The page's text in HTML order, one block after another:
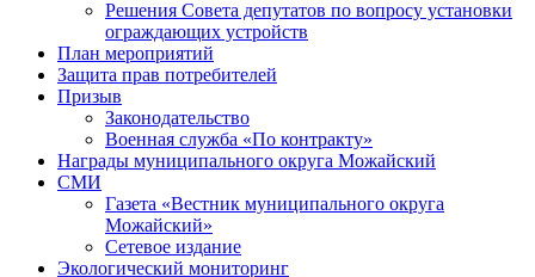
Решения Совета депутатов по вопросу установки
ограждающих устройств
План мероприятий
Защита прав потребителей
Призыв
Законодательство
Военная служба «По контракту»
Награды муниципального округа Можайский
СМИ
Газета «Вестник муниципального округа
Можайский»
Сетевое издание
Экологический мониторинг